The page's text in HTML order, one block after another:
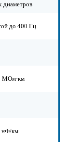
диаметров
до 400 Гц
МОм·км
нФ/км